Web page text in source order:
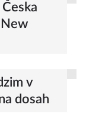
v
dosah